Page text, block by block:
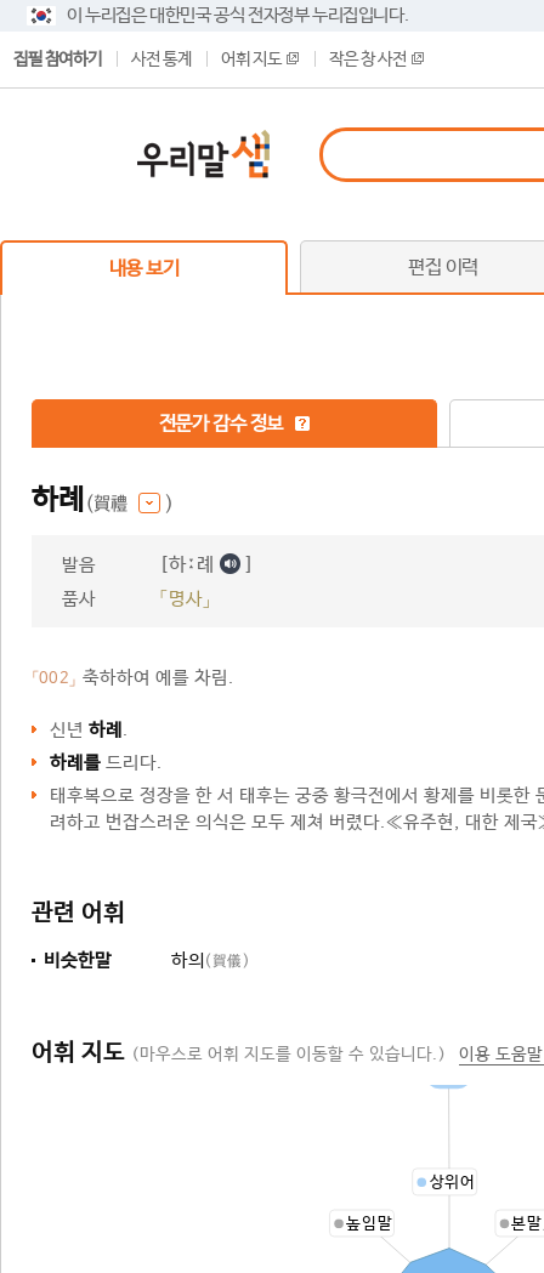
이 누리집은 대한민국 공식 전자정부 누리집입니다.
집필 참여하기 사전 통계 어휘 지도 작은 창 사전
내용 보기 편집 이력
전문가 감수 정보
하례 (賀禮 )
발음 [하ː례 ]
품사 「명사」
「002」 축하하여 예를 차림.
신년 하례 .
하례를 드리다.
태후복으로 정장을 한 서 태후는 궁중 황극전에서 황제를 비롯한
려하고 번잡스러운 의식은 모두 제쳐 버렸다.≪유주현, 대한 제
관련 어휘
비슷한말 하의 (賀儀)
어휘 지도 (마우스로 어휘 지도를 이동할 수 있습니다.) 이용 도움
상위어
본
높임말